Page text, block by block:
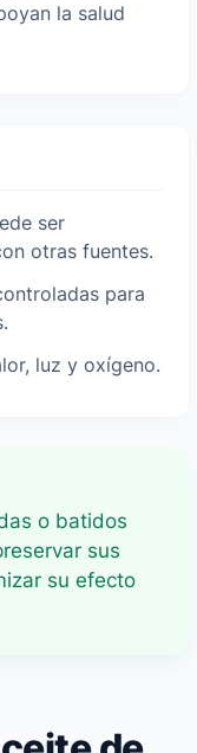
la salud
ser
otras fuentes.
para
luz y oxígeno.
o batidos
sus
su efecto